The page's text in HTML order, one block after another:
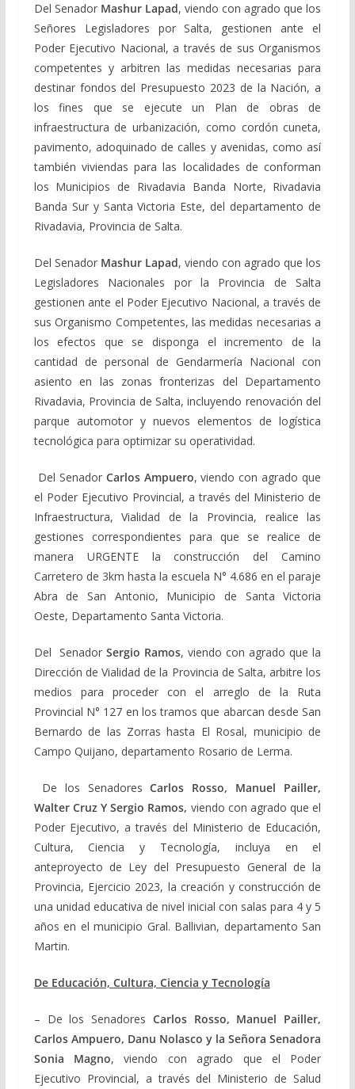
Del SenadorMashur Lapad, viendo con agrado que los
Señores Legisladores por Salta, gestionen ante el
Poder Ejecutivo Nacional, a través de sus Organismos
competentes y arbitren las medidas necesarias para
destinar fondos del Presupuesto 2023 de la Nación, a
los fines que se ejecute un Plan de obras de
infraestructura de urbanización, como cordón cuneta,
pavimento, adoquinado de calles y avenidas, como así
también viviendas para las localidades de conforman
los Municipios de Rivadavia Banda Norte, Rivadavia
Banda Sur y Santa Victoria Este, del departamento de
Rivadavia, Provincia de Salta.
Del SenadorMashur Lapad, viendo con agrado que los
Legisladores Nacionales por la Provincia de Salta
gestionen ante el Poder Ejecutivo Nacional, a través de
sus Organismo Competentes, las medidas necesarias a
los efectos que se disponga el incremento de la
cantidad de personal de Gendarmería Nacional con
asiento en las zonas fronterizas del Departamento
Rivadavia, Provincia de Salta, incluyendo renovación del
parque automotor y nuevos elementos de logística
tecnológica para optimizar su operatividad.
Del SenadorCarlos Ampuero, viendo con agrado que
el Poder Ejecutivo Provincial, a través del Ministerio de
Infraestructura, Vialidad de la Provincia, realice las
gestiones correspondientes para que se realice de
manera URGENTE la construcción del Camino
Carretero de 3km hasta la escuela N° 4.686 en el paraje
Abra de San Antonio, Municipio de Santa Victoria
Oeste, Departamento Santa Victoria.
Del SenadorSergio Ramos, viendo con agrado que la
Dirección de Vialidad de la Provincia de Salta, arbitre los
medios para proceder con el arreglo de la Ruta
Provincial N° 127 en los tramos que abarcan desde San
Bernardo de las Zorras hasta El Rosal, municipio de
Campo Quijano, departamento Rosario de Lerma.
De los Senadores Carlos Rosso, Manuel Pailler,
Walter Cruz Y Sergio Ramos, viendo con agrado que el
Poder Ejecutivo, a través del Ministerio de Educación,
Cultura, Ciencia y Tecnología, incluya en el
anteproyecto de Ley del Presupuesto General de la
Provincia, Ejercicio 2023, la creación y construcción de
una unidad educativa de nivel inicial con salas para 4 y 5
años en el municipio Gral. Ballivian, departamento San
Martin.
De Educación, Cultura, Ciencia y Tecnología
– De los Senadores Carlos Rosso, Manuel Pailler,
Carlos Ampuero, Danu Nolasco y la Señora Senadora
Sonia Magno, viendo con agrado que el Poder
Ejecutivo Provincial, a través del Ministerio de Salud